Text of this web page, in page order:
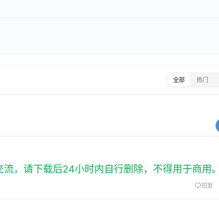
全部 热门
，请下载后24小时内自行删除，不得用于商用
回复